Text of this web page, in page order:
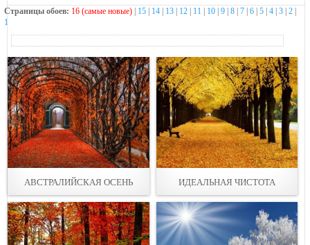
Страницы обоев: 16 (самые новые) 15 14 13 12 11 10 9 8 7 6 5 4 3 2
1
АВСТРАЛИЙСКАЯ ОСЕНЬ ИДЕАЛЬНАЯ ЧИСТОТА